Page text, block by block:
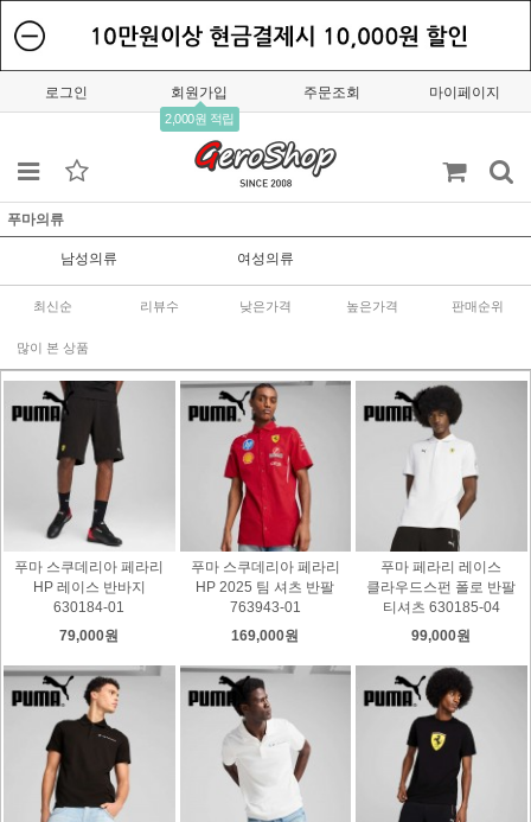
로그인 회원가입
2,000원 적립
주문조회 마이페이지
푸마의류
남성의류 여성의류
최신순 리뷰수 낮은가격 높은가격 판매순위
많이 본 상품
푸마 스쿠데리아 페라리
HP 레이스 반바지
630184-01
79,000원
푸마 스쿠데리아 페라리
HP 2025 팀 셔츠 반팔
763943-01
169,000원
푸마 페라리 레이스
클라우드스펀 폴로 반팔
티셔츠 630185-04
99,000원